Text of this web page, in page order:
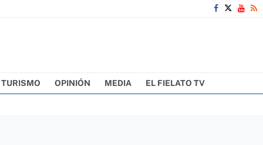
TURISMO OPINIÓN MEDIA EL FIELATO TV